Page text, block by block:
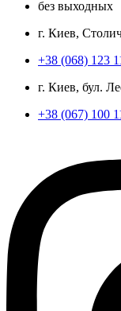
без выходных
г. Киев,
+38 (068) 123
г. Киев, бул.
+38 (067) 100